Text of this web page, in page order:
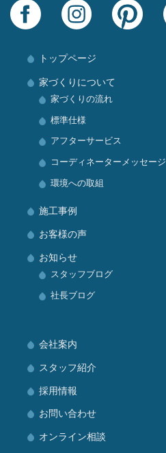
トップページ
家づくりについて
家づくりの流れ
標準仕様
アフターサービス
コーディネーターメッセージ
環境への取組
施工事例
お客様の声
お知らせ
スタッフブログ
社長ブログ
会社案内
スタッフ紹介
採用情報
お問い合わせ
オンライン相談